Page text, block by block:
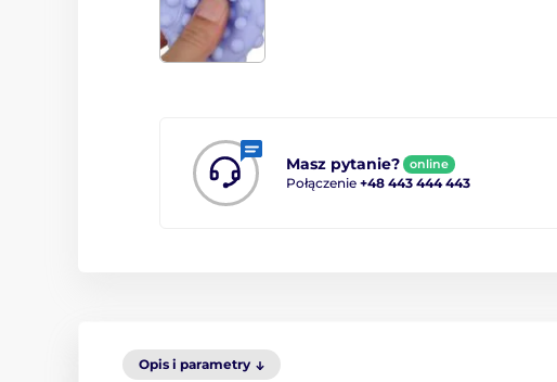
Masz pytanie? online
Połączenie +48 443 444 443
Opis i parametry